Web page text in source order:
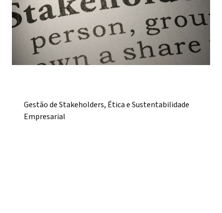
Gestão de Stakeholders, Ética e Sustentabilidade
Empresarial